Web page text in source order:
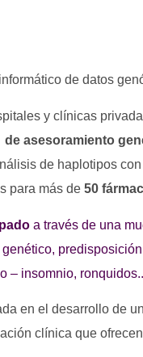
de datos
y clínicas
asesoramiento
de haplotipos
para más de 50
a través de una
– insomnio,
en el desarrollo de
clínica que